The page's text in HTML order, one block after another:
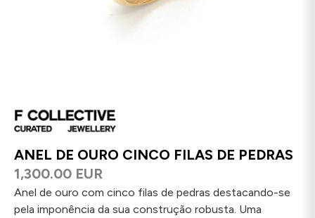
ANEL DE OURO CINCO FILAS DE PEDRAS
1,300.00 EUR
Anel de ouro com cinco filas de pedras destacando-se
pela imponência da sua construção robusta. Uma